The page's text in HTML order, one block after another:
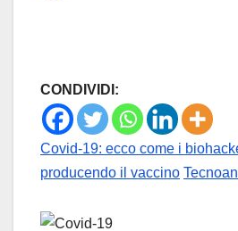
CONDIVIDI:
Covid-19: ecco come i
producendo il vaccino